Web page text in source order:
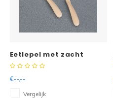
Eetlepel met zacht
oppervlak- Caring Soft
€--,--
Vergelijk